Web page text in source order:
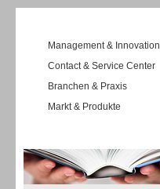
Management & Innovation
Contact & Service Center
Branchen & Praxis
Markt & Produkte